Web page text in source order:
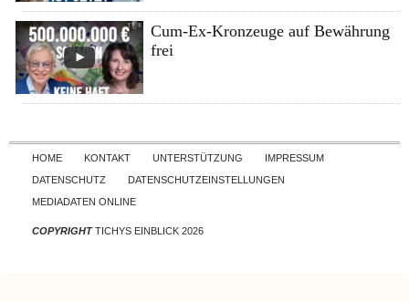
Cum-Ex-Kronzeuge auf Bewährung
frei
Skip to content
HOME KONTAKT UNTERSTÜTZUNG
IMPRESSUM
DATENSCHUTZ
DATENSCHUTZEINSTELLUNGEN
MEDIADATEN ONLINE
COPYRIGHTTICHYS EINBLICK 2026